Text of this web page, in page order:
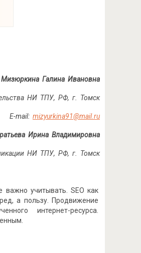
Мизюркина Галина Ивановна
НИ ТПУ, РФ, г. Томск
E-mail: mizyurkina91@mail.ru
Ирина Владимировна
НИ ТПУ, РФ, г. Томск
важно учитывать. SEO как
а пользу. Продвижение
интернет-ресурса.